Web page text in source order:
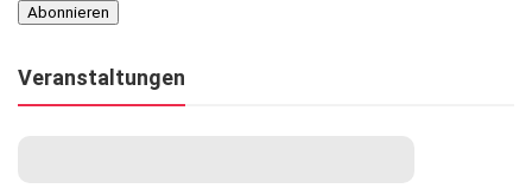
Veranstaltungen